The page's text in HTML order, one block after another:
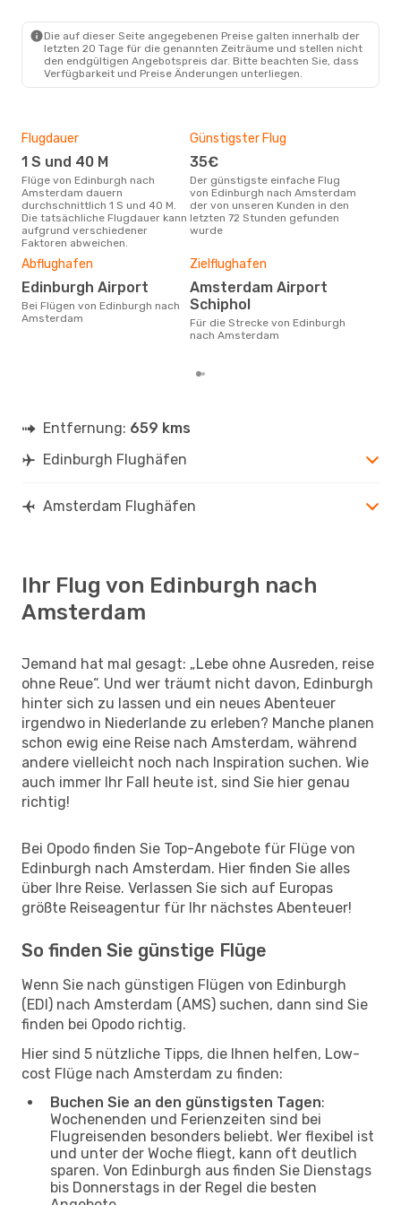
Die auf dieser Seite angegebenen Preise galten innerhalb der
letzten 20 Tage für die genannten Zeiträume und stellen nicht
den endgültigen Angebotspreis dar. Bitte beachten Sie, dass
Verfügbarkeit und Preise Änderungen unterliegen.
Flugdauer
1 S und 40 M
Flüge von Edinburgh nach
Amsterdam dauern
durchschnittlich 1 S und 40 M.
Die tatsächliche Flugdauer kann
aufgrund verschiedener
Faktoren abweichen.
Günstigster Flug
35€
Der günstigste einfache Flug
von Edinburgh nach Amsterdam
der von unseren Kunden in den
letzten 72 Stunden gefunden
wurde
Abflughafen
Edinburgh Airport
Bei Flügen von Edinburgh nach
Amsterdam
Zielflughafen
Amsterdam Airport
Schiphol
Für die Strecke von Edinburgh
nach Amsterdam
Entfernung: 659 kms
Edinburgh Flughäfen
Amsterdam Flughäfen
Ihr Flug von Edinburgh nach
Amsterdam
Jemand hat mal gesagt: „Lebe ohne Ausreden, reise
ohne Reue“. Und wer träumt nicht davon, Edinburgh
hinter sich zu lassen und ein neues Abenteuer
irgendwo in Niederlande zu erleben? Manche planen
schon ewig eine Reise nach Amsterdam, während
andere vielleicht noch nach Inspiration suchen. Wie
auch immer Ihr Fall heute ist, sind Sie hier genau
richtig!
Bei Opodo finden Sie Top-Angebote für Flüge von
Edinburgh nach Amsterdam. Hier finden Sie alles
über Ihre Reise. Verlassen Sie sich auf Europas
größte Reiseagentur für Ihr nächstes Abenteuer!
So finden Sie günstige Flüge
Wenn Sie nach günstigen Flügen von Edinburgh
(EDI) nach Amsterdam (AMS) suchen, dann sind Sie
finden bei Opodo richtig.
Hier sind 5 nützliche Tipps, die Ihnen helfen, Low-
cost Flüge nach Amsterdam zu finden:
Buchen Sie an den günstigsten Tagen:
Wochenenden und Ferienzeiten sind bei
Flugreisenden besonders beliebt. Wer flexibel ist
und unter der Woche fliegt, kann oft deutlich
sparen. Von Edinburgh aus finden Sie Dienstags
bis Donnerstags in der Regel die besten